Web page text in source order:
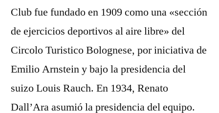
Club fue fundado en 1909 como una «sección
de ejercicios deportivos al aire libre» del
Circolo Turistico Bolognese, por iniciativa de
Emilio Arnstein y bajo la presidencia del
suizo Louis Rauch. En 1934, Renato
Dall’Ara asumió la presidencia del equipo.